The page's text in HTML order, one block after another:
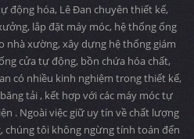
động hóa, Lê Đan chuyên thiết kế,
lắp đặt máy móc, hệ thống ống
nhà xường, xây dựng hệ thống giám
cửa tự động, bồn chứa hóa chất,
có nhiều kinh nghiệm trong thiết kế,
tải , kết hợp với các máy móc tự
. Ngoài việc giữ uy tín về chất lượng
chúng tôi không ngừng tính toán đến